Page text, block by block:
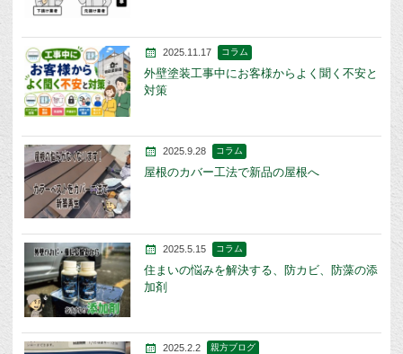
2025.11.17 コラム
外壁塗装工事中にお客様からよく聞く不安と
対策
2025.9.28 コラム
屋根のカバー工法で新品の屋根へ
2025.5.15 コラム
住まいの悩みを解決する、防カビ、防藻の添
加剤
2025.2.2 親方ブログ